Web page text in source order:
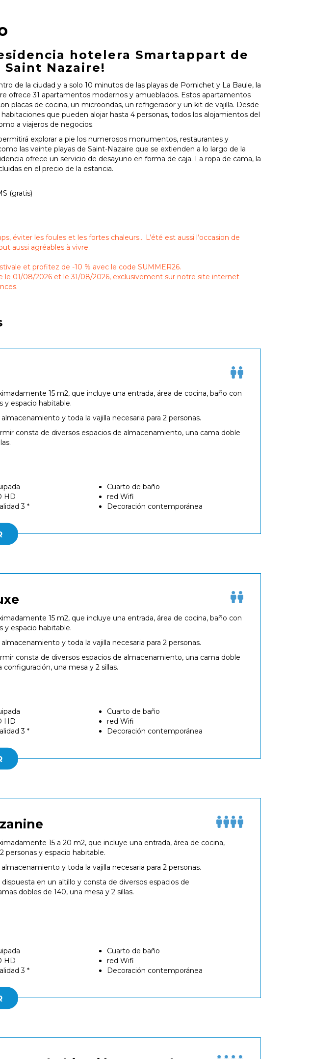
hotelera Smartappart de
Saint Nazaire!
de la ciudad y a solo 10 minutos de las playas de Pornichet y La Baule, la
ofrece 31 apartamentos modernos y amueblados. Estos apartamentos
placas de cocina, un microondas, un refrigerador y un kit de vajilla. Desde
que pueden alojar hasta 4 personas, todos los alojamientos del
a viajeros de negocios.
explorar a pie los numerosos monumentos, restaurantes y
las veinte playas de Saint-Nazaire que se extienden a lo largo de la
ofrece un servicio de desayuno en forma de caja. La ropa de cama, la
en el precio de la estancia.
(gratis)
éviter les foules et les fortes chaleurs… L’été est aussi l’occasion de
aussi agréables à vivre.
et profitez de -10 % avec le code SUMMER26.
le 01/08/2026 et le 31/08/2026, exclusivement sur notre site internet
15 m2, que incluye una entrada, área de cocina, baño con
y espacio habitable.
y toda la vajilla necesaria para 2 personas.
consta de diversos espacios de almacenamiento, una cama doble
HD
3 *
Cuarto de baño
red Wifi
Decoración contemporánea
15 m2, que incluye una entrada, área de cocina, baño con
y espacio habitable.
y toda la vajilla necesaria para 2 personas.
consta de diversos espacios de almacenamiento, una cama doble
configuración, una mesa y 2 sillas.
HD
3 *
Cuarto de baño
red Wifi
Decoración contemporánea
15 a 20 m2, que incluye una entrada, área de cocina,
personas y espacio habitable.
y toda la vajilla necesaria para 2 personas.
en un altillo y consta de diversos espacios de
dobles de 140, una mesa y 2 sillas.
HD
3 *
Cuarto de baño
red Wifi
Decoración contemporánea